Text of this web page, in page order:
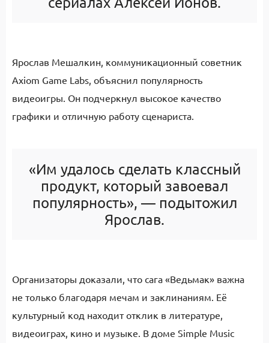
Ярослав Мешалкин, коммуникационный советник
Axiom Game Labs, объяснил популярность
видеоигры. Он подчеркнул высокое качество
графики и отличную работу сценариста.
«Им удалось сделать классный
продукт, который завоевал
популярность», — подытожил
Ярослав.
Организаторы доказали, что сага «Ведьмак» важна
не только благодаря мечам и заклинаниям. Её
культурный код находит отклик в литературе,
видеоиграх, кино и музыке. В доме Simple Music